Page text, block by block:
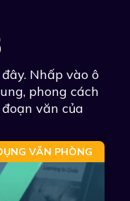
Nhấp vào ô
phong cách
văn của
VĂN PHÒNG